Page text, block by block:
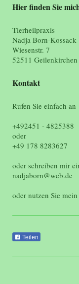
Hier finden Sie
Tierheilpraxis
Nadja Born-Kossack
Wiesenstr. 7
52511 Geilenkirchen
Kontakt
Rufen Sie einfach an
+492451 - 4825388
oder
+49 178 8283627
oder schreiben mir
nadjaborn@web.de
oder nutzen Sie
Teilen